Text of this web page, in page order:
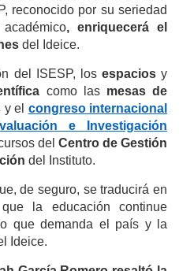
reconocido por su seriedad
, enriquecerá el
del Ideice.
del ISESP, los espacios y
como las mesas de
y el congreso internacional
e Investigación
del Centro de Gestión
del Instituto.
de seguro, se traducirá en
la educación continue
que demanda el país y la
Ideice.